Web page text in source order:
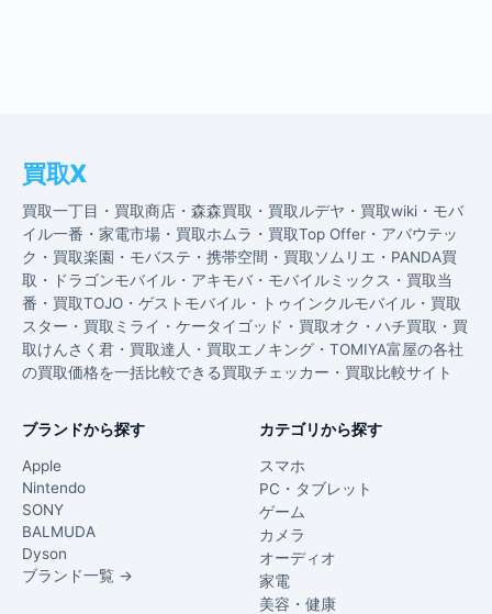
買取X
買取一丁目・買取商店・森森買取・買取ルデヤ・買取wiki・モバ
イル一番・家電市場・買取ホムラ・買取Top Offer・アバウテッ
ク・買取楽園・モバステ・携帯空間・買取ソムリエ・PANDA買
取・ドラゴンモバイル・アキモバ・モバイルミックス・買取当
番・買取TOJO・ゲストモバイル・トゥインクルモバイル・買取
スター・買取ミライ・ケータイゴッド・買取オク・ハチ買取・買
取けんさく君・買取達人・買取エノキング・TOMIYA富屋の各社
の買取価格を一括比較できる買取チェッカー・買取比較サイト
ブランドから探す
Apple
Nintendo
SONY
BALMUDA
Dyson
ブランド一覧 →
カテゴリから探す
スマホ
PC・タブレット
ゲーム
カメラ
オーディオ
家電
美容・健康